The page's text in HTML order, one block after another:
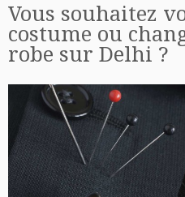
Vous souhaitez
costume ou
robe sur Delhi ?